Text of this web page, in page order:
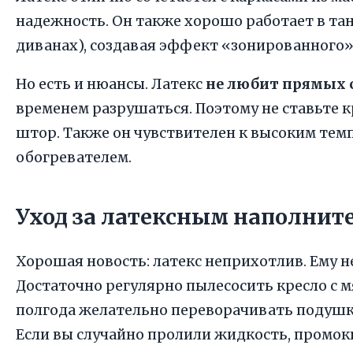
надежность. Он также хорошо работает в
диванах), создавая эффект
Но есть и нюансы. Латекс не любит прямых
временем разрушаться. Поэтому не ставьте
штор. Также он чувствителен к высоким
обогревателем.
Уход за латексным
Хорошая новость: латекс неприхотлив. Ему
Достаточно регулярно пылесосить кресло с
полгода желательно переворачивать
Если вы случайно пролили жидкость,